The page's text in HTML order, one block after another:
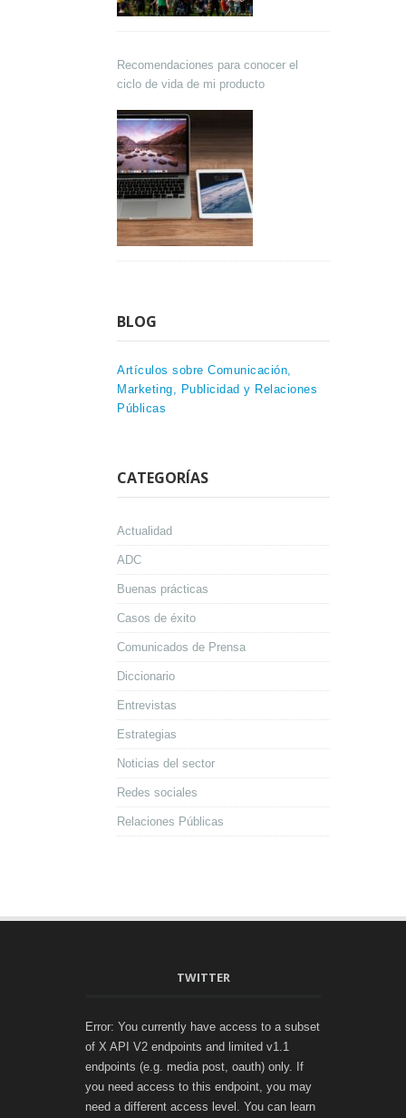
Recomendaciones para conocer el
ciclo de vida de mi producto
BLOG
Artículos sobre Comunicación,
Marketing, Publicidad y Relaciones
Públicas
CATEGORÍAS
Actualidad
ADC
Buenas prácticas
Casos de éxito
Comunicados de Prensa
Diccionario
Entrevistas
Estrategias
Noticias del sector
Redes sociales
Relaciones Públicas
TWITTER
Error: You currently have access to a subset
of X API V2 endpoints and limited v1.1
endpoints (e.g. media post, oauth) only. If
you need access to this endpoint, you may
need a different access level. You can learn